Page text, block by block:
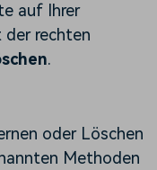
auf Ihrer
der rechten
.
oder Löschen
Methoden